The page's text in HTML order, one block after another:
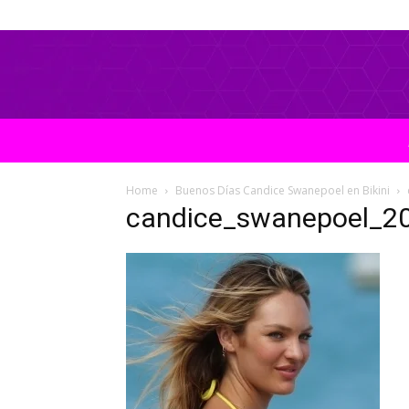
Home Buenos Días Candice Swanepoel en Bikini